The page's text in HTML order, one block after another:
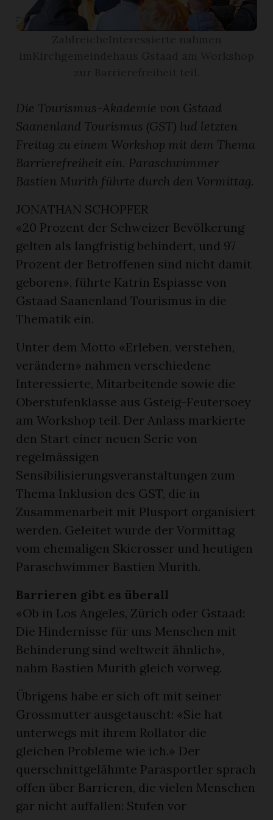
Die Tourismus-Akademie von Gstaad
Saanenland Tourismus (GST) lud letzten
Freitag zu einem Workshop mit dem Thema
Barrierefreiheit ein. Paraschwimmer
Bastien Murith führte durch den Vormittag.
JONATHAN SCHOPFER
«20 Prozent der Schweizer Bevölkerung
gelten als langfristig behindert, und 97
Prozent der Betroffenen sind nicht damit
geboren», führte Katrin Espiasse von
Gstaad Saanenland Tourismus in die
Thematik ein.
Unter dem Motto «Erleben, verstehen,
verändern» nahmen verschiedene
Interessierte, Mitarbeitende sowie die
Oberstufenklasse aus Gsteig-Feutersoey
am Workshop teil. Der Anlass markierte
den Start einer neuen Serie von
regelmässigen
Sensibilisierungsveranstaltungen zum
Thema Inklusion des GST, die in
Zusammenarbeit mit Plusport organisiert
werden. Geleitet wurde der Vormittag
vom ehemaligen Skicrosser und heutigen
Paraschwimmer Bastien Murith.
Barrieren gibt es überall
«Ob in Los Angeles, Zürich oder Gstaad:
Die Hindernisse für uns Menschen mit
Behinderung sind weltweit ähnlich»,
nahm Bastien Murith gleich vorweg.
Übrigens habe er sich oft mit seiner
Grossmutter ausgetauscht: «Sie hat
unterwegs mit ihrem Rollator die
gleichen Probleme wie ich.» Der
querschnittgelähmte Parasportler sprach
offen über Barrieren, die vielen Menschen
gar nicht auffallen: Stufen vor